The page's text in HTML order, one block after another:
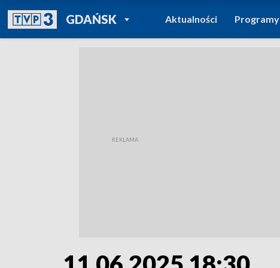
GDAŃSKPOWRÓT DO
TVP REGIONY
Aktualności Programy